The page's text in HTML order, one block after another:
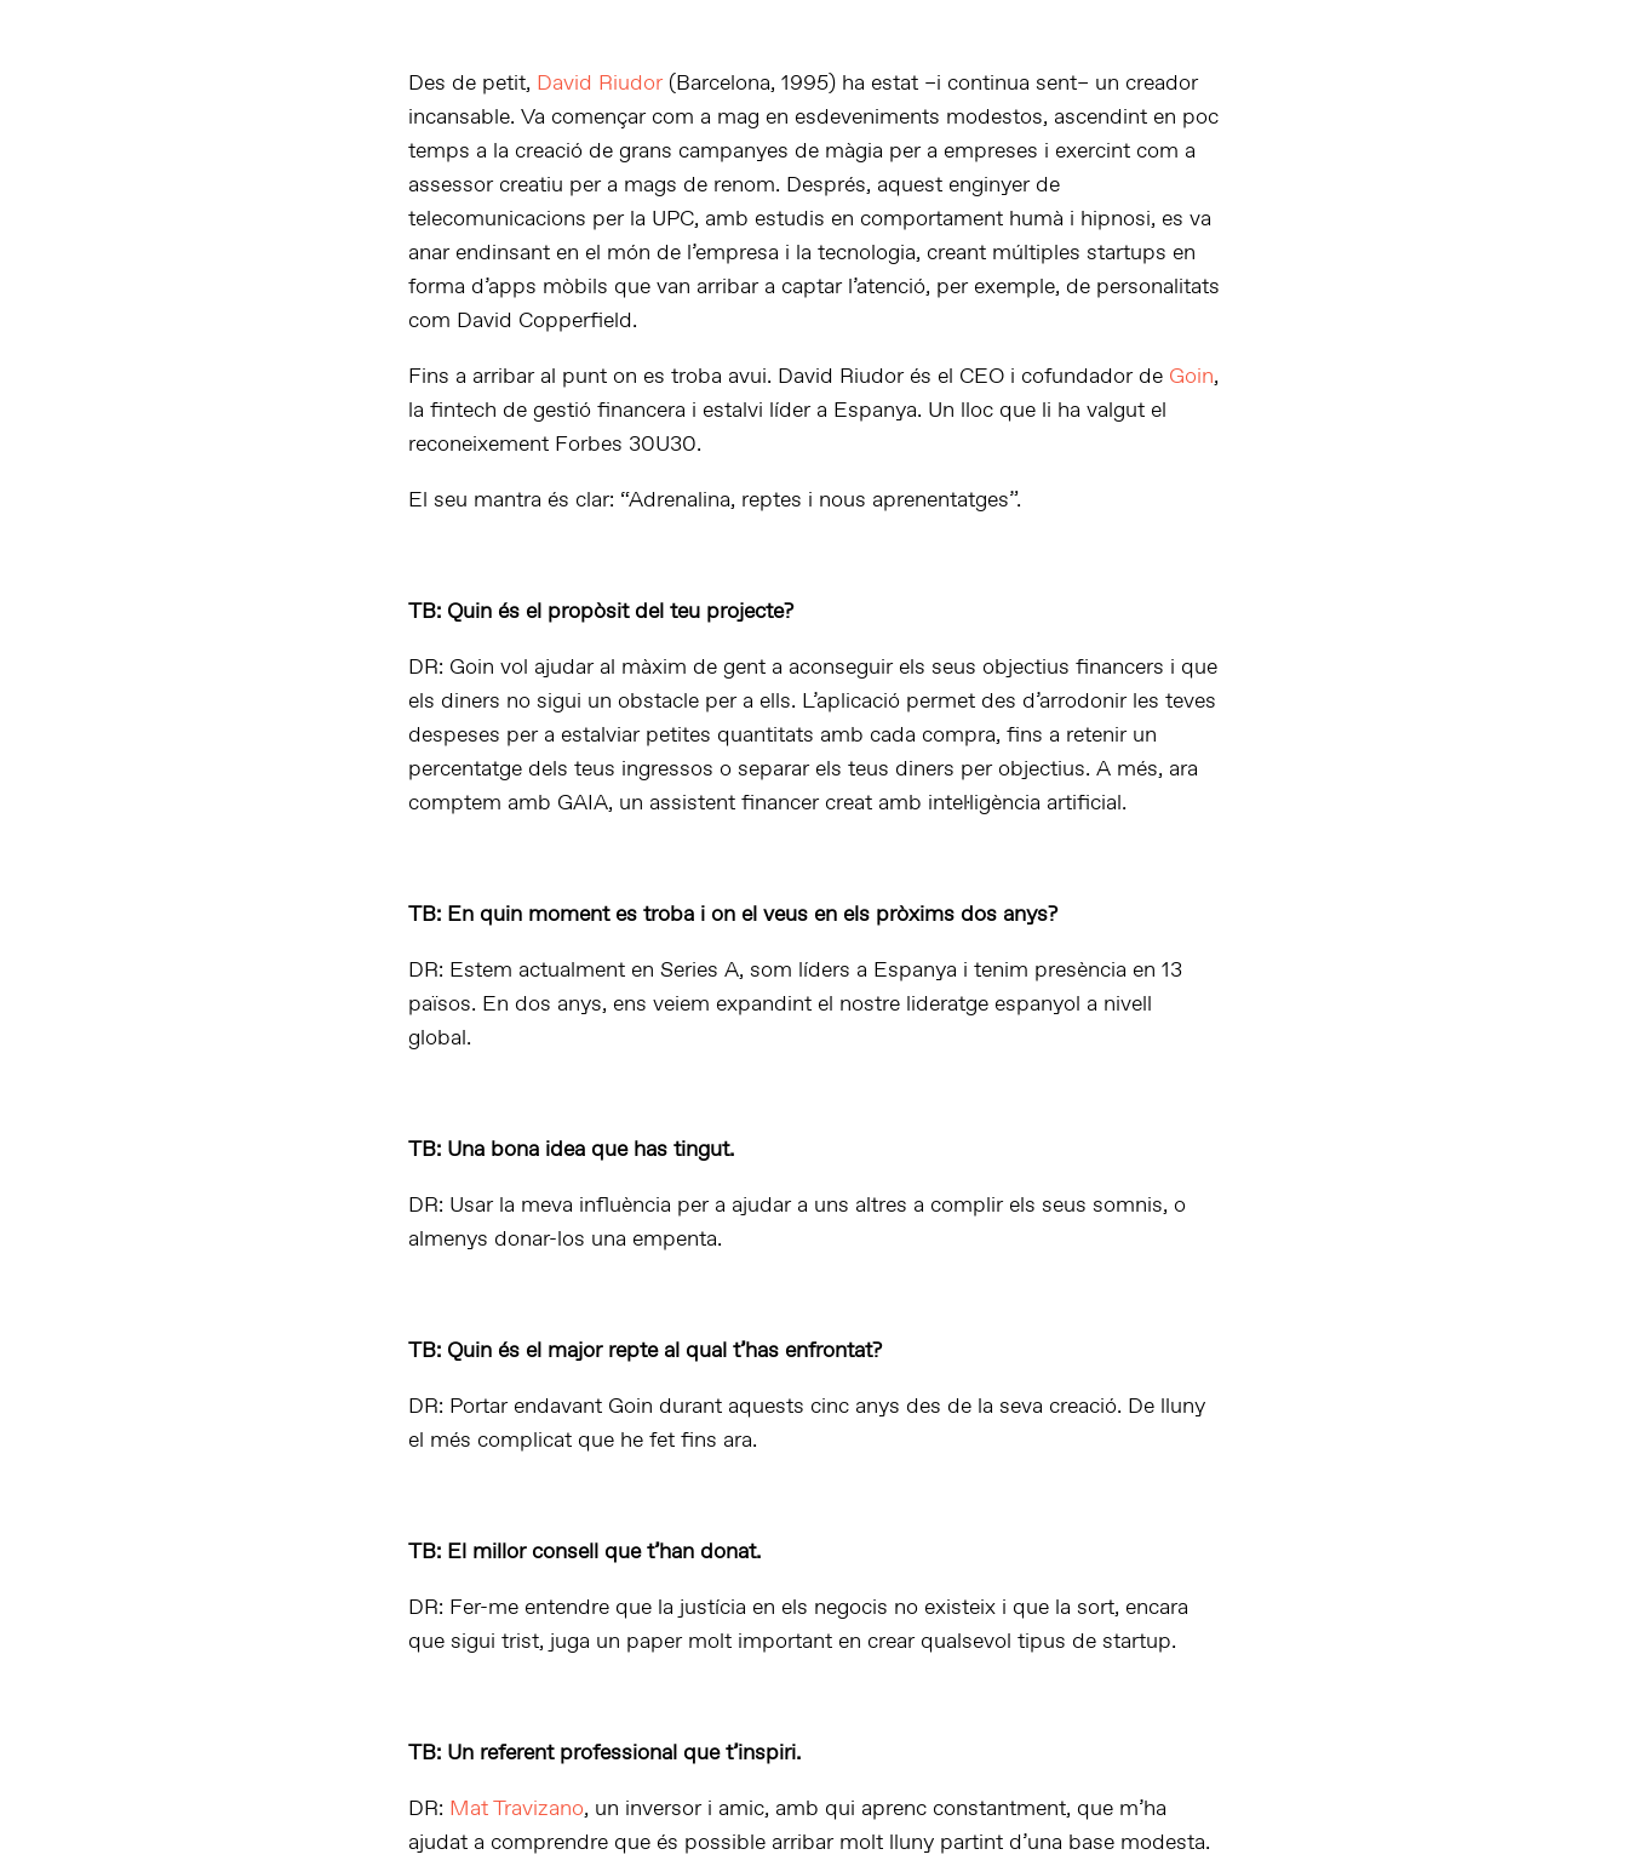
Des de petit, David Riudor(Barcelona, 1995) ha estat –i continua sent– un creador
incansable. Va començar com a mag en esdeveniments modestos, ascendint en poc
temps a la creació de grans campanyes de màgia per a empreses i exercint com a
assessor creatiu per a mags de renom. Després, aquest enginyer de
telecomunicacions per la UPC, amb estudis en comportament humà i hipnosi, es va
anar endinsant en el món de l’empresa i la tecnologia, creant múltiples startups en
forma d’apps mòbils que van arribar a captar l’atenció, per exemple, de personalitats
com David Copperfield.
Fins a arribar al punt on es troba avui. David Riudor és el CEO i cofundador de Goin,
la fintech de gestió financera i estalvi líder a Espanya. Un lloc que li ha valgut el
reconeixement Forbes 30U30.
El seu mantra és clar: “Adrenalina, reptes i nous aprenentatges”.
TB: Quin és el propòsit del teu projecte?
DR: Goin vol ajudar al màxim de gent a aconseguir els seus objectius financers i que
els diners no sigui un obstacle per a ells. L’aplicació permet des d’arrodonir les teves
despeses per a estalviar petites quantitats amb cada compra, fins a retenir un
percentatge dels teus ingressos o separar els teus diners per objectius. A més, ara
comptem amb GAIA, un assistent financer creat amb intel·ligència artificial.
TB: En quin moment es troba i on el veus en els pròxims dos anys?
DR: Estem actualment en Series A, som líders a Espanya i tenim presència en 13
països. En dos anys, ens veiem expandint el nostre lideratge espanyol a nivell
global.
TB: Una bona idea que has tingut.
DR: Usar la meva influència per a ajudar a uns altres a complir els seus somnis, o
almenys donar-los una empenta.
TB: Quin és el major repte al qual t’has enfrontat?
DR: Portar endavant Goin durant aquests cinc anys des de la seva creació. De lluny
el més complicat que he fet fins ara.
TB: El millor consell que t’han donat.
DR: Fer-me entendre que la justícia en els negocis no existeix i que la sort, encara
que sigui trist, juga un paper molt important en crear qualsevol tipus de startup.
TB: Un referent professional que t’inspiri.
DR: Mat Travizano, un inversor i amic, amb qui aprenc constantment, que m’ha
ajudat a comprendre que és possible arribar molt lluny partint d’una base modesta.